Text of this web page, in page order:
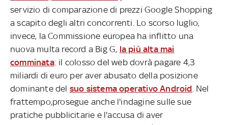
servizio di comparazione di prezzi Google Shopping
a scapito degli altri concorrenti. Lo scorso luglio,
invece, la Commissione europea ha inflitto una
nuova multa record a Big G, la più alta mai
comminata: il colosso del web dovrà pagare 4,3
miliardi di euro per aver abusato della posizione
dominante del suo sistema operativo Android . Nel
frattempo,prosegue anche l'indagine sulle sue
pratiche pubblicitarie e l'accusa di aver